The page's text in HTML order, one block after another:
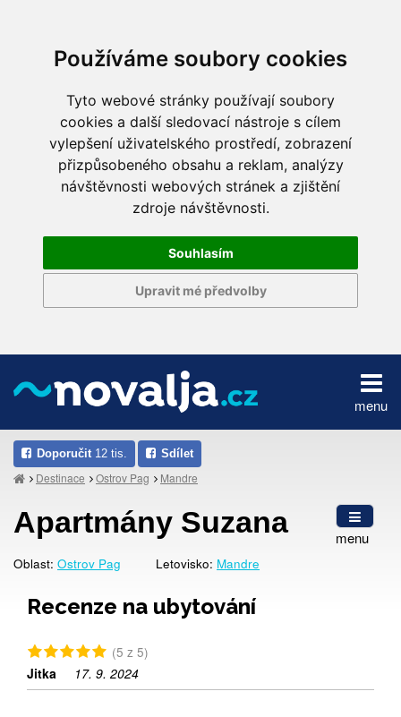
Používáme soubory cookies
Tyto webové stránky používají soubory
cookies a další sledovací nástroje s cílem
vylepšení uživatelského prostředí, zobrazení
přizpůsobeného obsahu a reklam, analýzy
návštěvnosti webových stránek a zjištění
zdroje návštěvnosti.
Souhlasím
Upravit mé předvolby
menu
Doporučit 12 tis. Sdílet
Destinace Ostrov Pag Mandre
menu
Apartmány Suzana
Oblast: Ostrov Pag Letovisko: Mandre
Recenze na ubytování
(5 z 5)
Jitka
17. 9. 2024